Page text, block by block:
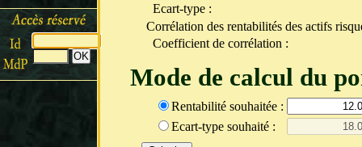
Ecart-type :
Corrélation des rentabilités des actifs
Coefficient de corrélation :
Mode de calcul du
Rentabilité souhaitée :
Ecart-type souhaité :